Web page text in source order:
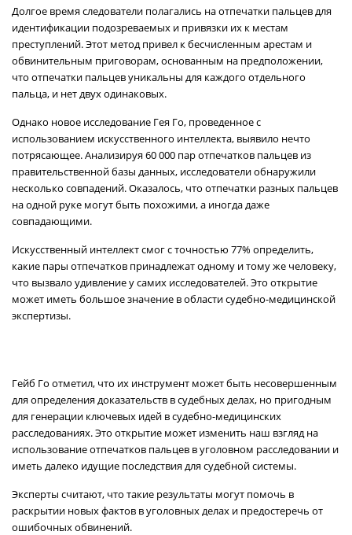
Долгое время следователи полагались на отпечатки пальцев для
идентификации подозреваемых и привязки их к местам
преступлений. Этот метод привел к бесчисленным арестам и
обвинительным приговорам, основанным на предположении,
что отпечатки пальцев уникальны для каждого отдельного
пальца, и нет двух одинаковых.
Однако новое исследование Гея Го, проведенное с
использованием искусственного интеллекта, выявило нечто
потрясающее. Анализируя 60 000 пар отпечатков пальцев из
правительственной базы данных, исследователи обнаружили
несколько совпадений. Оказалось, что отпечатки разных пальцев
на одной руке могут быть похожими, а иногда даже
совпадающими.
Искусственный интеллект смог с точностью 77% определить,
какие пары отпечатков принадлежат одному и тому же человеку,
что вызвало удивление у самих исследователей. Это открытие
может иметь большое значение в области судебно-медицинской
экспертизы.
Гейб Го отметил, что их инструмент может быть несовершенным
для определения доказательств в судебных делах, но пригодным
для генерации ключевых идей в судебно-медицинских
расследованиях. Это открытие может изменить наш взгляд на
использование отпечатков пальцев в уголовном расследовании и
иметь далеко идущие последствия для судебной системы.
Эксперты считают, что такие результаты могут помочь в
раскрытии новых фактов в уголовных делах и предостеречь от
ошибочных обвинений.